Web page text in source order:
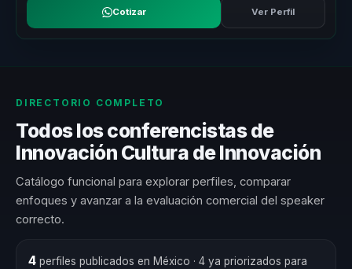
Cotizar Ver Perfil
DIRECTORIO COMPLETO
Todos los conferencistas de
Innovación Cultura de Innovación
Catálogo funcional para explorar perfiles, comparar
enfoques y avanzar a la evaluación comercial del speaker
correcto.
4perfiles publicados en México · 4 ya priorizados para